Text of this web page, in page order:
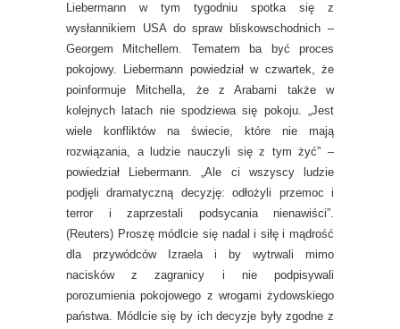
Liebermann w tym tygodniu spotka się z
wysłannikiem USA do spraw bliskowschodnich –
Georgem Mitchellem. Tematem ba być proces
pokojowy. Liebermann powiedział w czwartek, że
poinformuje Mitchella, że z Arabami także w
kolejnych latach nie spodziewa się pokoju. „Jest
wiele konfliktów na świecie, które nie mają
rozwiązania, a ludzie nauczyli się z tym żyć” –
powiedział Liebermann. „Ale ci wszyscy ludzie
podjęli dramatyczną decyzję: odłożyli przemoc i
terror i zaprzestali podsycania nienawiści”.
(Reuters) Proszę módlcie się nadal i siłę i mądrość
dla przywódców Izraela i by wytrwali mimo
nacisków z zagranicy i nie podpisywali
porozumienia pokojowego z wrogami żydowskiego
państwa. Módlcie się by ich decyzje były zgodne z